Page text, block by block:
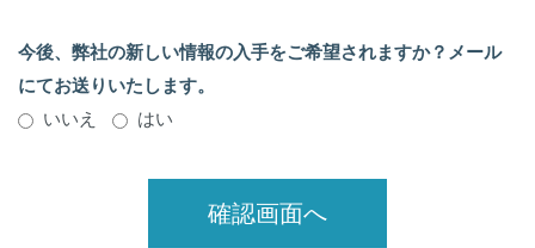
今後、弊社の新しい情報の入手をご希望されますか？メール
にてお送りいたします。
いいえ
はい
確認画面へ